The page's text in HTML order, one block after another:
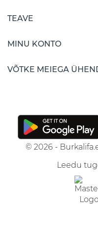
TEAVE
MINU KONTO
VÕTKE MEIEGA
© 2026 -
Leedu